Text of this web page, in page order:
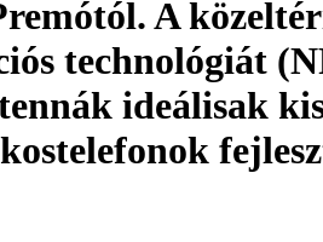
A
technológiát
ideálisak